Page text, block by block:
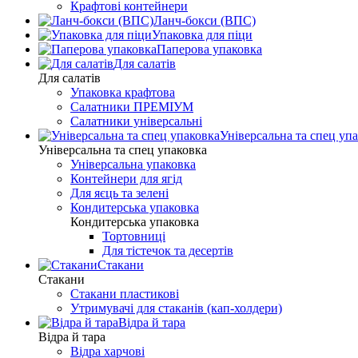
Крафтові контейнери
Ланч-бокси (ВПС)
Упаковка для піци
Паперова упаковка
Для салатів
Для салатів
Упаковка крафтова
Салатники ПРЕМІУМ
Салатники універсальні
Універсальна та спец
Універсальна та спец упаковка
Універсальна упаковка
Контейнери для ягід
Для яєць та зелені
Кондитерська упаковка
Кондитерська упаковка
Тортовниці
Для тістечок та десертів
Стакани
Стакани
Стакани пластикові
Утримувачі для стаканів (кап-холдери)
Відра й тара
Відра й тара
Відра харчові